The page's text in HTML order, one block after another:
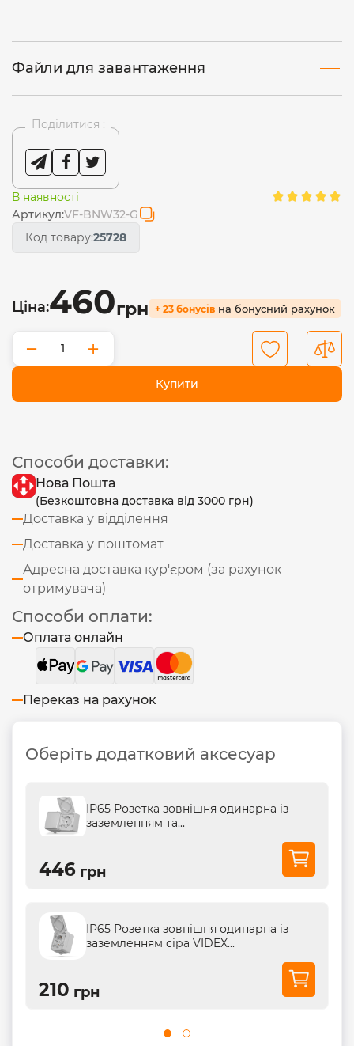
Файли для завантаження
Поділитися :
В наявності
Артикул:VF-BNW32-G
Код товару:25728
Ціна:460грн + 23 бонусів на бонусний рахунок
− +
Купити
Способи доставки:
Нова Пошта
(Безкоштовна доставка від 3000 грн)
Доставка у відділення
Доставка у поштомат
Адресна доставка кур'єром (за рахунок
отримувача)
Способи оплати:
Оплата онлайн
Переказ на рахунок
Оберіть додатковий аксесуар
IP65 Розетка зовнішня одинарна із
заземленням та...
446 грн
IP65 Розетка зовнішня одинарна із
заземленням сіра VIDEX...
210 грн